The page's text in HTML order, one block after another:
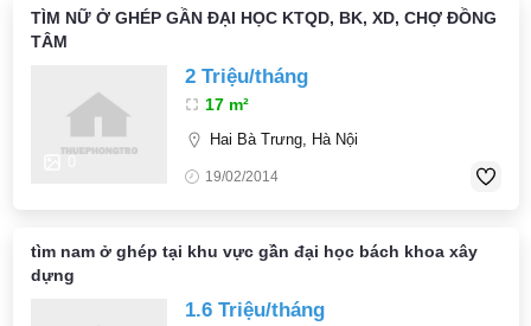
TÌM NỮ Ở GHÉP GẦN ĐẠI HỌC KTQD, BK, XD, CHỢ ĐỒNG
TÂM
2 Triệu/tháng
17 m²
Hai Bà Trưng, Hà Nội
19/02/2014
tìm nam ở ghép tại khu vực gần đại học bách khoa xây
dựng
1.6 Triệu/tháng